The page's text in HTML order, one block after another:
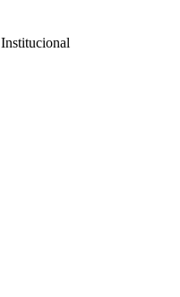
Institucional